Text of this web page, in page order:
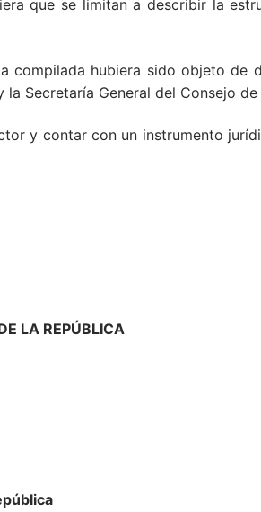
que se limitan a describir la
compilada hubiera sido objeto de
Secretaría General del Consejo de
y contar con un instrumento
LA REPÚBLICA